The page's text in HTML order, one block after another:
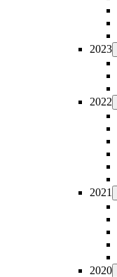
2023
2022
2021
2020